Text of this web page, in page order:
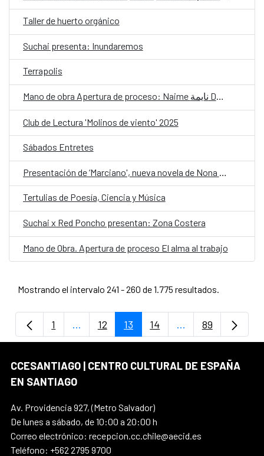
Taller de huerto orgánico
Suchai presenta: Inundaremos
Terrapolis
Mano de obra Apertura de proceso: Naime نايمة Danzar una lengua olvidada
Club de Lectura 'Molinos de viento' 2025
Sábados Entretes
Presentación de ‘Marciano', nueva novela de Nona Fernández
Tertulias de Poesía, Ciencia y Música
Suchai x Red Poncho presentan: Zona Costera
Mano de Obra. Apertura de proceso El alma al trabajo
Mostrando el intervalo 241 - 260 de 1.775 resultados.
Página
1 ...Páginas intermedias Use TAB para
Página
12 Página
13 Página
14 ...PáginasPágina
89
CCESANTIAGO | CENTRO CULTURAL DE ESPAÑA
EN SANTIAGO
Av. Providencia 927, (Metro Salvador)
De lunes a sábado, de 10:00 a 20:00 h
Correo electrónico: recepcion.cc.chile@aecid.es
Teléfono: +562 2795 9700